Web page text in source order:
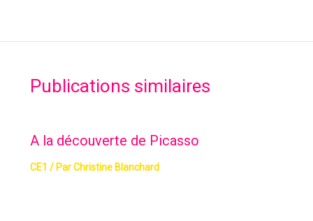
Publications similaires
A la découverte de Picasso
CE1 / ParChristine Blanchard